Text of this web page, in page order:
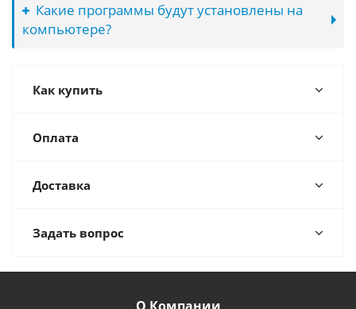
Какие программы будут установлены на
компьютере?
Как купить
Оплата
Доставка
Задать вопрос